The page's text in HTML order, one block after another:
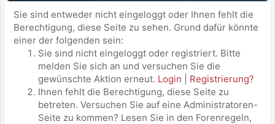
Sie sind entweder nicht eingeloggt oder Ihnen fehlt die
Berechtigung, diese Seite zu sehen. Grund dafür könnte
einer der folgenden sein:
Sie sind nicht eingeloggt oder registriert. Bitte
melden Sie sich an und versuchen Sie die
gewünschte Aktion erneut. Login
Registrierung?
Ihnen fehlt die Berechtigung, diese Seite zu
betreten. Versuchen Sie auf eine Administratoren-
Seite zu kommen? Lesen Sie in den Forenregeln,